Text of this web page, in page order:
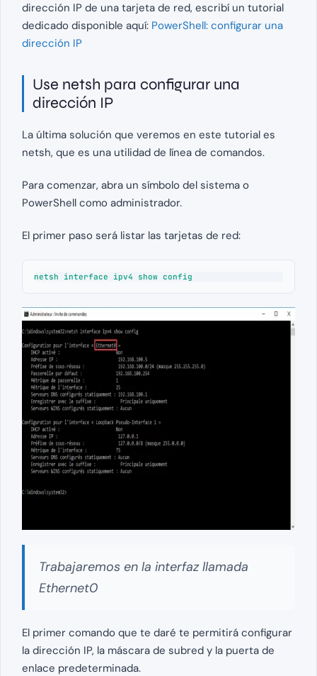
dirección IP de una tarjeta de red, escribí un tutorial
dedicado disponible aquí: PowerShell: configurar una
dirección IP
Use netsh para configurar una
dirección IP
La última solución que veremos en este tutorial es
netsh, que es una utilidad de línea de comandos.
Para comenzar, abra un símbolo del sistema o
PowerShell como administrador.
El primer paso será listar las tarjetas de red:
netsh interface ipv4 show config
Trabajaremos en la interfaz llamada
Ethernet0
El primer comando que te daré te permitirá configurar
la dirección IP, la máscara de subred y la puerta de
enlace predeterminada.